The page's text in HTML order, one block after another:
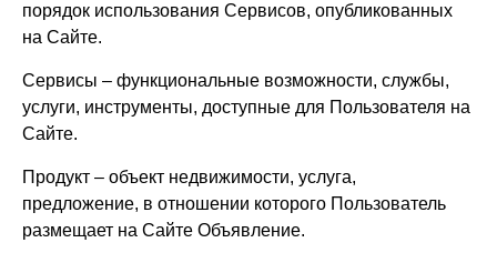
порядок использования Сервисов, опубликованных
на Сайте.
Сервисы – функциональные возможности, службы,
услуги, инструменты, доступные для Пользователя на
Сайте.
Продукт – объект недвижимости, услуга,
предложение, в отношении которого Пользователь
размещает на Сайте Объявление.